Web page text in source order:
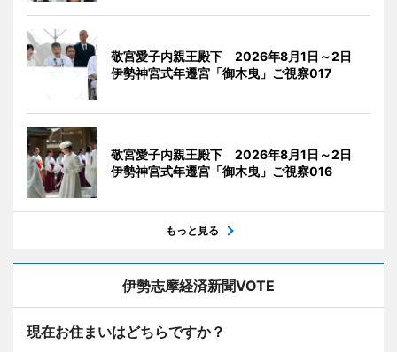
敬宮愛子内親王殿下 2026年8月1日～2日
伊勢神宮式年遷宮「御木曳」ご視察017
敬宮愛子内親王殿下 2026年8月1日～2日
伊勢神宮式年遷宮「御木曳」ご視察016
もっと見る
伊勢志摩経済新聞VOTE
現在お住まいはどちらですか？